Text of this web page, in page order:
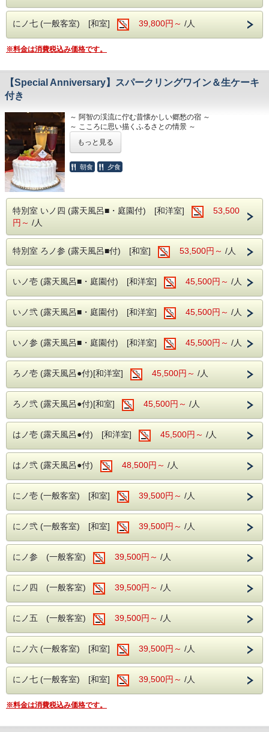
◇ 予約受付後、ナイトツアーの予約を当館に
て行います。
そのため、ナイトツアーの定員に達してい
ご予約キャンセルの確認をお電話にてさせ
ていただきます。
19時までにフロントへお知らせください
ませ。
当館よりキャンセル手続きを行い、
きます。
伝統技法に新たな息吹を込めた真心の料理
をご用意
■玄竹の湯
・お肌蘇る国内屈指の極上『美肌の湯』昼神
温泉。
・強アルカリ性泉質で素肌を磨き滑らか。
・ナトリウムイオンでしっかり保湿。
・美肌に嬉しい湯ヂカラが昼神温泉には期待
できます。
※加温循環式を使用しております。
■玄竹での滞在を満喫
・夜はロビー併設のナイトバーでお酒や珈
琲、
楽しめます。
※セルフ形式にて19時～22時まで利用可
・館内衛生対策もしっかりと。
昼神温泉の特徴である単純硫黄温泉(低張性
アルカリ性高温泉)を
思う存分堪能していただき、南信州の四季を
感じられる山川の幸を
ご満喫ください。
にノ七 (一般客室) [和室] 39,800円～ /人
※料金は消費税込み価格です。
【Special Anniversary】スパークリングワイン＆生ケーキ
付き
～ 阿智の渓流に佇む昔懐かしい郷愁の宿 ～
～ こころに思い描くふるさとの情景 ～
大切な記念日を玄竹で。特別プランならではの心尽くしのお
もてなしで、思い出に残る一日をお過ごしください。
・乾杯用スパークリングワイン（グラス）※アルコールや炭
承ります、要望欄にお書きください／5号以上は別途料金
・信州らしい地元のお土産をご用意
■お部屋
美肌の湯を愉しめる温泉露天風呂付き古民家風客室（い棟・
ろ棟・は棟）と、
落ち着いた趣きの二階和室二間の一般客室（に棟）をご用
意。
ご旅行のスタイルや目的に合わせて、お好みのお部屋でお寛
ぎください。
■お食事
河田総料理長が腕をふるう『華賓会席』を、季節の移ろいと
強アルカリ性の「美肌の湯」昼神温泉で、素肌なめらか＆し
っかり保湿
■滞在を彩るおもてなし
・ご夕食後はロビー併設のナイトバーにて、お酒・珈琲・ソ
フトドリンクを無料で（セルフ形式／24時まで）
・お部屋の冷蔵庫にウェルカムドリンクと郷土菓子をご用意
・館内衛生対策も万全で安心
昼神温泉の単純硫黄泉と、南信州の四季を映す山川の幸に癒
される特別な夜を―
古き良き時代の趣きと、やさしいおもてなしでお迎えいたし
もっと見る
朝食 夕食
特別室 いノ四 (露天風呂■・庭園付) [和洋室]
53,500
円～ /人
特別室 ろノ参 (露天風呂■付) [和室] 53,500円～ /人
いノ壱 (露天風呂■・庭園付) [和洋室] 45,500円～ /人
いノ弐 (露天風呂■・庭園付) [和洋室] 45,500円～ /人
いノ参 (露天風呂■・庭園付) [和洋室] 45,500円～ /人
ろノ壱 (露天風呂●付)[和洋室] 45,500円～ /人
ろノ弐 (露天風呂●付)[和室] 45,500円～ /人
はノ壱 (露天風呂●付) [和洋室] 45,500円～ /人
はノ弐 (露天風呂●付) 48,500円～ /人
にノ壱 (一般客室) [和室] 39,500円～ /人
にノ弐 (一般客室) [和室] 39,500円～ /人
にノ参 (一般客室) 39,500円～ /人
にノ四 (一般客室) 39,500円～ /人
にノ五 (一般客室) 39,500円～ /人
にノ六 (一般客室) [和室] 39,500円～ /人
にノ七 (一般客室) [和室] 39,500円～ /人
※料金は消費税込み価格です。